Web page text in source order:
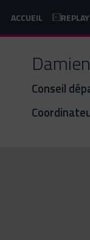
ACCUEIL
Damien
Conseil